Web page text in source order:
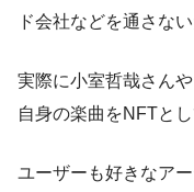
ド会社などを通さな
実際に小室哲哉さん
自身の楽曲をNFTと
ユーザーも好きなア